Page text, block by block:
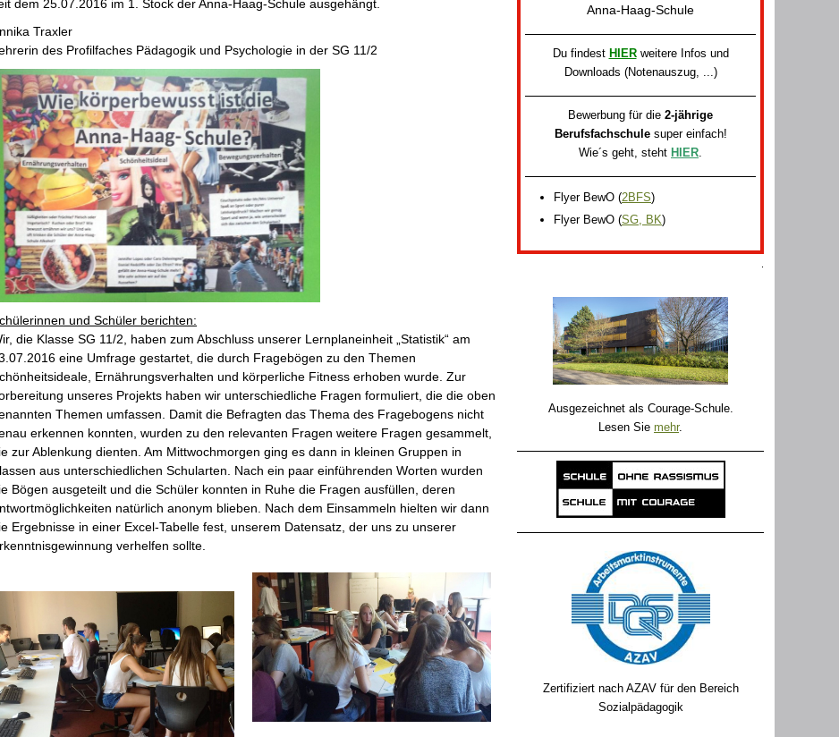
dem 25.07.2016 im 1. Stock der Anna-Haag-Schule ausgehängt.
Traxler
des Profilfaches Pädagogik und Psychologie in der SG 11/2
und Schüler berichten:
die Klasse SG 11/2, haben zum Abschluss unserer Lernplaneinheit „Statistik“ am
eine Umfrage gestartet, die durch Fragebögen zu den Themen
Ernährungsverhalten und körperliche Fitness erhoben wurde. Zur
unseres Projekts haben wir unterschiedliche Fragen formuliert, die die oben
Themen umfassen. Damit die Befragten das Thema des Fragebogens nicht
erkennen konnten, wurden zu den relevanten Fragen weitere Fragen gesammelt,
zur Ablenkung dienten. Am Mittwochmorgen ging es dann in kleinen Gruppen in
aus unterschiedlichen Schularten. Nach ein paar einführenden Worten wurden
Bögen ausgeteilt und die Schüler konnten in Ruhe die Fragen ausfüllen, deren
natürlich anonym blieben. Nach dem Einsammeln hielten wir dann
Ergebnisse in einer Excel-Tabelle fest, unserem Datensatz, der uns zu unserer
verhelfen sollte.
Anna-Haag-Schule
Du findest HIERweitere Infos und
Downloads (Notenauszug, ...)
Bewerbung für die 2-jährige
Berufsfachschulesuper einfach!
Wie´s geht, steht HIER.
Flyer BewO (2BFS)
Flyer BewO (SG, BK)
Ausgezeichnet als Courage-Schule.
Lesen Sie mehr.
Zertifiziert nach AZAV für den Bereich
Sozialpädagogik